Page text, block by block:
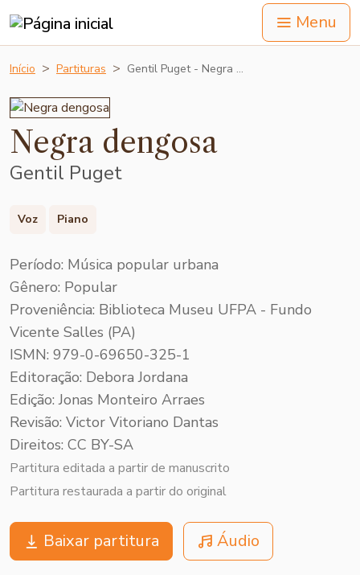
Menu
Início Partituras Gentil Puget - Negra …
Negra dengosa
Gentil Puget
Voz Piano
Período: Música popular urbana
Gênero: Popular
Proveniência: Biblioteca Museu UFPA - Fundo
Vicente Salles (PA)
ISMN: 979-0-69650-325-1
Editoração: Debora Jordana
Edição: Jonas Monteiro Arraes
Revisão: Victor Vitoriano Dantas
Direitos: CC BY-SA
Partitura editada a partir de manuscrito
Partitura restaurada a partir do original
Baixar partitura Áudio